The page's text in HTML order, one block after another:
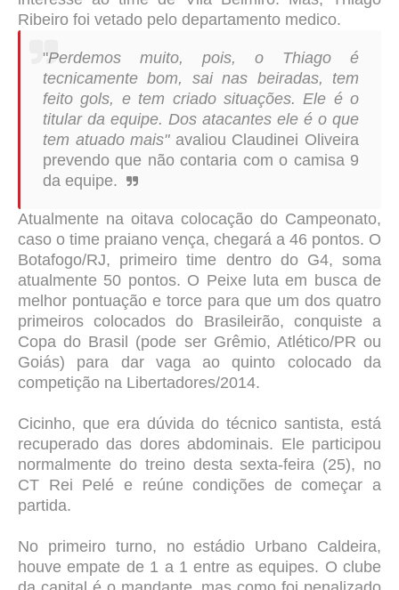
Ribeiro foi vetado pelo departamento medico.
"Perdemos muito, pois, o Thiago é
tecnicamente bom, sai nas beiradas, tem
feito gols, e tem criado situações. Ele é o
titular da equipe. Dos atacantes ele é o que
tem atuado mais" avaliou Claudinei Oliveira
prevendo que não contaria com o camisa 9
da equipe.
Atualmente na oitava colocação do Campeonato,
caso o time praiano vença, chegará a 46 pontos. O
Botafogo/RJ, primeiro time dentro do G4, soma
atualmente 50 pontos. O Peixe luta em busca de
melhor pontuação e torce para que um dos quatro
primeiros colocados do Brasileirão, conquiste a
Copa do Brasil (pode ser Grêmio, Atlético/PR ou
Goiás) para dar vaga ao quinto colocado da
competição na Libertadores/2014.
Cicinho, que era dúvida do técnico santista, está
recuperado das dores abdominais. Ele participou
normalmente do treino desta sexta-feira (25), no
CT Rei Pelé e reúne condições de começar a
partida.
No primeiro turno, no estádio Urbano Caldeira,
houve empate de 1 a 1 entre as equipes. O clube